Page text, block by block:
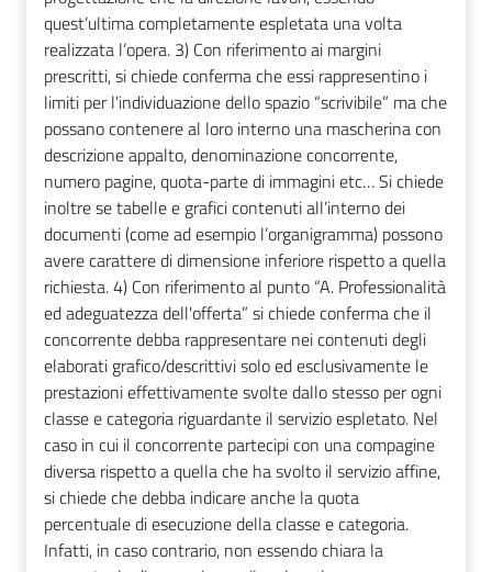
quest’ultima completamente espletata una volta
realizzata l’opera. 3) Con riferimento ai margini
prescritti, si chiede conferma che essi rappresentino i
limiti per l’individuazione dello spazio “scrivibile” ma che
possano contenere al loro interno una mascherina con
descrizione appalto, denominazione concorrente,
numero pagine, quota-parte di immagini etc… Si chiede
inoltre se tabelle e grafici contenuti all’interno dei
documenti (come ad esempio l’organigramma) possono
avere carattere di dimensione inferiore rispetto a quella
richiesta. 4) Con riferimento al punto “A. Professionalità
ed adeguatezza dell'offerta” si chiede conferma che il
concorrente debba rappresentare nei contenuti degli
elaborati grafico/descrittivi solo ed esclusivamente le
prestazioni effettivamente svolte dallo stesso per ogni
classe e categoria riguardante il servizio espletato. Nel
caso in cui il concorrente partecipi con una compagine
diversa rispetto a quella che ha svolto il servizio affine,
si chiede che debba indicare anche la quota
percentuale di esecuzione della classe e categoria.
Infatti, in caso contrario, non essendo chiara la